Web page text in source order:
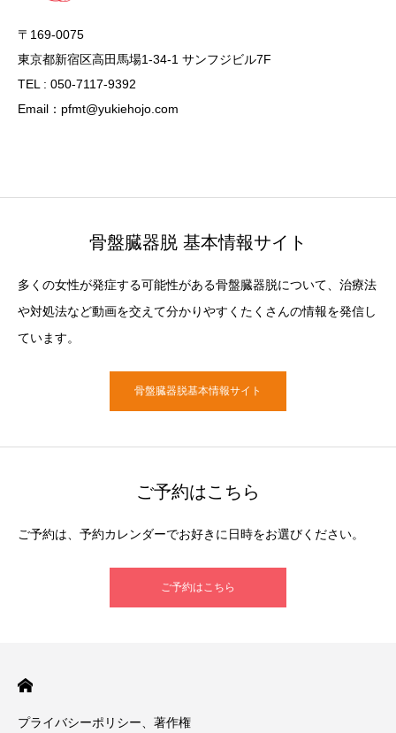
〒169-0075
東京都新宿区高田馬場1-34-1 サンフジビル7F
TEL : 050-7117-9392
Email：pfmt@yukiehojo.com
骨盤臓器脱 基本情報サイト
多くの女性が発症する可能性がある骨盤臓器脱について、治療法
や対処法など動画を交えて分かりやすくたくさんの情報を発信し
ています。
骨盤臓器脱基本情報サイト
ご予約はこちら
ご予約は、予約カレンダーでお好きに日時をお選びください。
ご予約はこちら
プライバシーポリシー、著作権